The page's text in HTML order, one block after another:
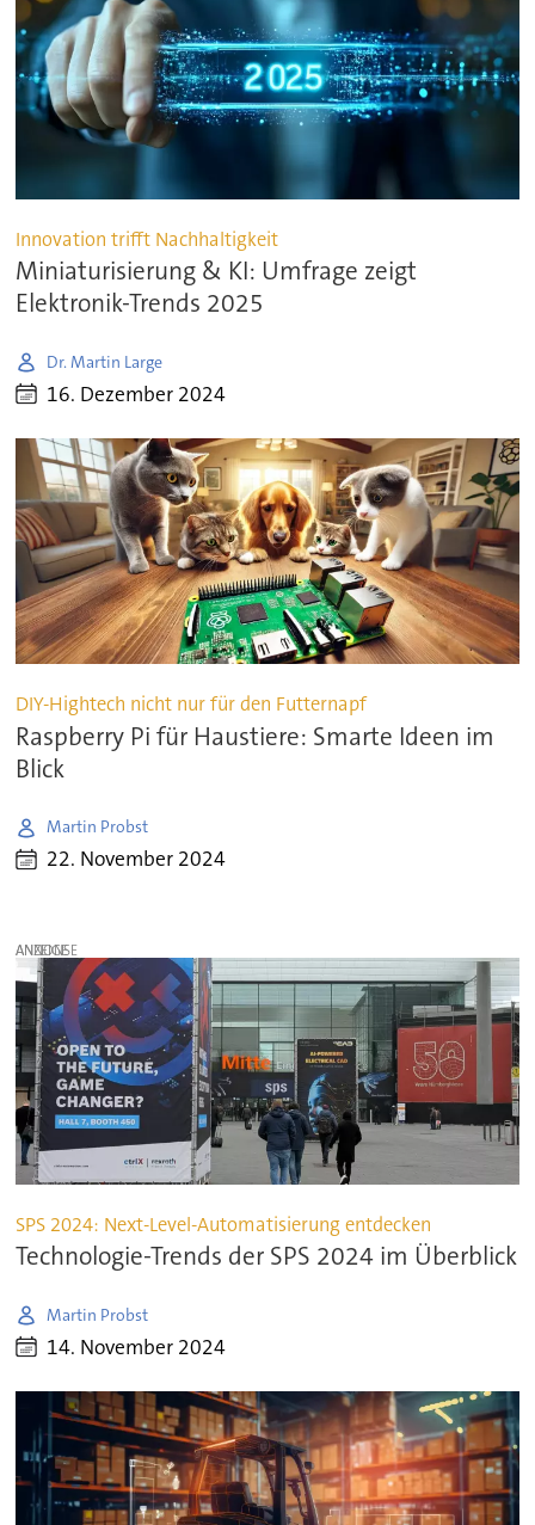
Innovation trifft Nachhaltigkeit
Miniaturisierung & KI: Umfrage zeigt
Elektronik-Trends 2025
Dr. Martin Large
16. Dezember 2024
DIY-Hightech nicht nur für den Futternapf
Raspberry Pi für Haustiere: Smarte Ideen im
Blick
Martin Probst
22. November 2024
ANZEIGE
SPS 2024: Next-Level-Automatisierung entdecken
Technologie-Trends der SPS 2024 im Überblick
Martin Probst
14. November 2024